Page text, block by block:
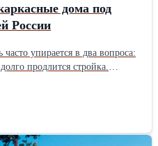
дома под
России
упирается в два вопроса:
продлится стройка.
банрхаусы собственного
и по разумной
работу по всей России и
для дачи и постоянного